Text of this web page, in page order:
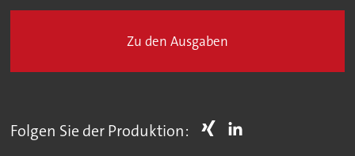
Zu den Ausgaben
Folgen Sie der Produktion: